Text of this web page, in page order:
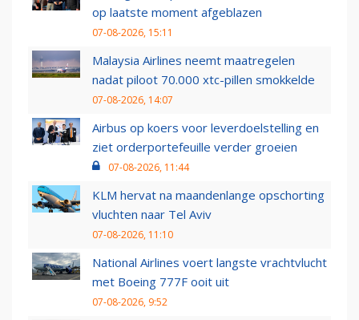
op laatste moment afgeblazen
07-08-2026, 15:11
Malaysia Airlines neemt maatregelen
nadat piloot 70.000 xtc-pillen smokkelde
07-08-2026, 14:07
Airbus op koers voor leverdoelstelling en
ziet orderportefeuille verder groeien
07-08-2026, 11:44
KLM hervat na maandenlange opschorting
vluchten naar Tel Aviv
07-08-2026, 11:10
National Airlines voert langste vrachtvlucht
met Boeing 777F ooit uit
07-08-2026, 9:52